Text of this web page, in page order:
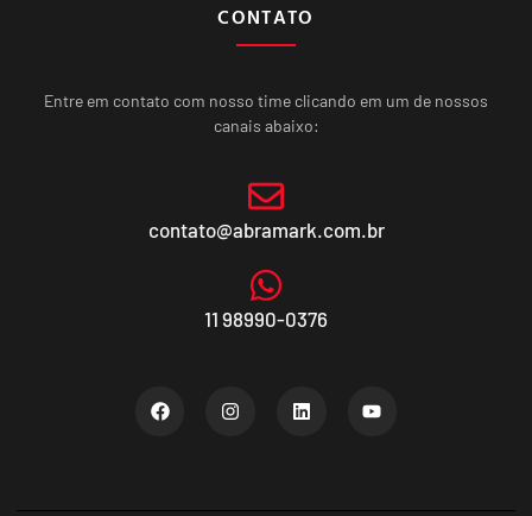
CONTATO
Entre em contato com nosso time clicando em um de nossos
canais abaixo:
contato@abramark.com.br
11 98990-0376